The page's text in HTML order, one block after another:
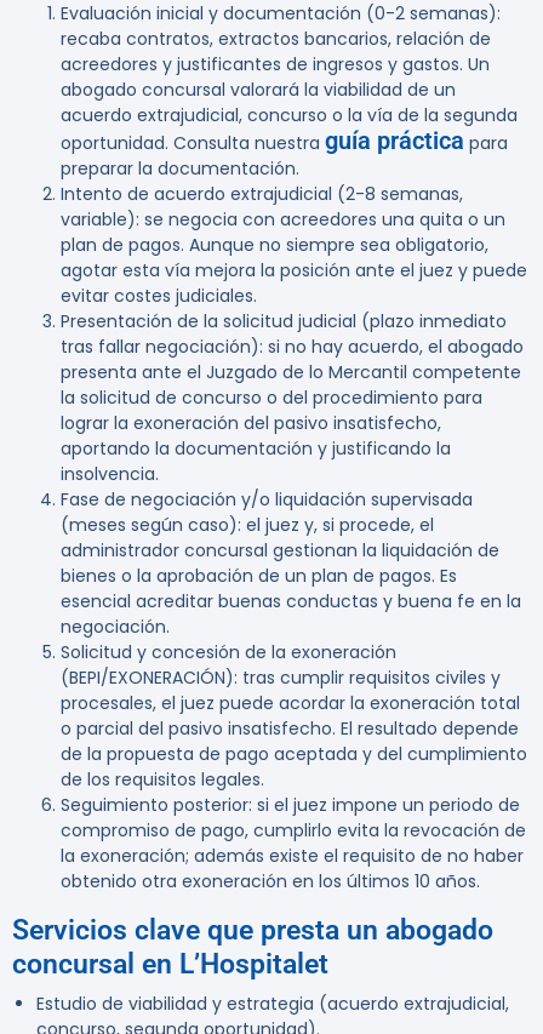
Evaluación inicial y documentación (0-2 semanas):
recaba contratos, extractos bancarios, relación de
acreedores y justificantes de ingresos y gastos. Un
abogado concursal valorará la viabilidad de un
acuerdo extrajudicial, concurso o la vía de la segunda
oportunidad. Consulta nuestra guía práctica para
preparar la documentación.
Intento de acuerdo extrajudicial (2-8 semanas,
variable): se negocia con acreedores una quita o un
plan de pagos. Aunque no siempre sea obligatorio,
agotar esta vía mejora la posición ante el juez y puede
evitar costes judiciales.
Presentación de la solicitud judicial (plazo inmediato
tras fallar negociación): si no hay acuerdo, el abogado
presenta ante el Juzgado de lo Mercantil competente
la solicitud de concurso o del procedimiento para
lograr la exoneración del pasivo insatisfecho,
aportando la documentación y justificando la
insolvencia.
Fase de negociación y/o liquidación supervisada
(meses según caso): el juez y, si procede, el
administrador concursal gestionan la liquidación de
bienes o la aprobación de un plan de pagos. Es
esencial acreditar buenas conductas y buena fe en la
negociación.
Solicitud y concesión de la exoneración
(BEPI/EXONERACIÓN): tras cumplir requisitos civiles y
procesales, el juez puede acordar la exoneración total
o parcial del pasivo insatisfecho. El resultado depende
de la propuesta de pago aceptada y del cumplimiento
de los requisitos legales.
Seguimiento posterior: si el juez impone un periodo de
compromiso de pago, cumplirlo evita la revocación de
la exoneración; además existe el requisito de no haber
obtenido otra exoneración en los últimos 10 años.
Servicios clave que presta un abogado
concursal en L’Hospitalet
Estudio de viabilidad y estrategia (acuerdo extrajudicial,